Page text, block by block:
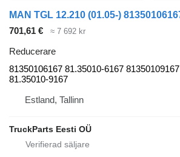
701,61 € ≈ 7 692 kr
Reducerare
81350106167 81.35010-6167 81350109167
81.35010-9167
Estland, Tallinn
TruckParts Eesti OÜ